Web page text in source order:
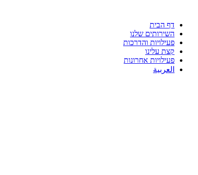
דף הבית
השירותים שלנו
פעילויות והדרכות
קצת עלינו
פעילויות אחרונות
العربية